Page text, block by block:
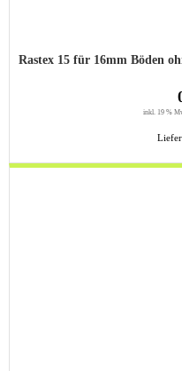
Rastex 15 für 16mm Böden
inkl. 19 %